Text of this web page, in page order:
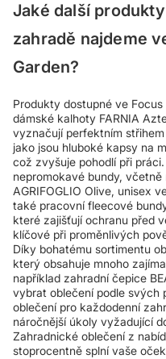
Jaké další
zahradě najdeme
Garden?
Produkty dostupné ve Focus
dámské kalhoty FARNIA
vyznačují perfektním
jako jsou hluboké kapsy na
což zvyšuje pohodlí při
nepromokavé bundy, včetně
AGRIFOGLIO Olive, unisex
také pracovní fleecové
které zajišťují ochranu před
klíčové při proměnlivých
Díky bohatému sortimentu
který obsahuje mnoho
například zahradní čepice
vybrat oblečení podle svých
oblečení pro každodenní
náročnější úkoly vyžadující
Zahradnické oblečení z
stoprocentně splní vaše